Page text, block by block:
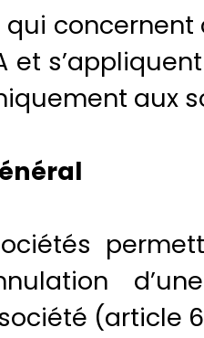
qui
et
aux
(article